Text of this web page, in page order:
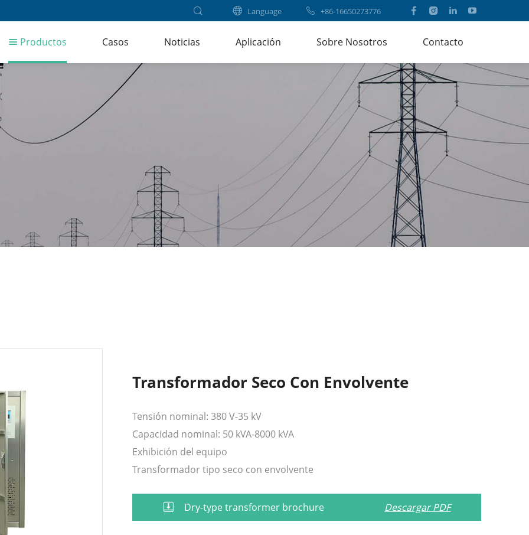
Language +86-16650273776
Productos Casos Noticias Aplicación Sobre Nosotros Contacto
Transformador Seco Con Envolvente
Tensión nominal: 380 V-35 kV
Capacidad nominal: 50 kVA-8000 kVA
Exhibición del equipo
Transformador tipo seco con envolvente
Dry-type transformer brochure Descargar PDF